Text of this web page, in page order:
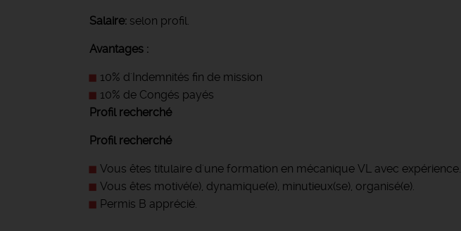
Salaire: selon profil.
Avantages :
10% d'Indemnités fin de mission
10% de Congés payés
Profil recherché
Profil recherché
Vous êtes titulaire d'une formation en mécanique VL avec expérience.
Vous êtes motivé(e), dynamique(e), minutieux(se), organisé(e).
Permis B apprécié.